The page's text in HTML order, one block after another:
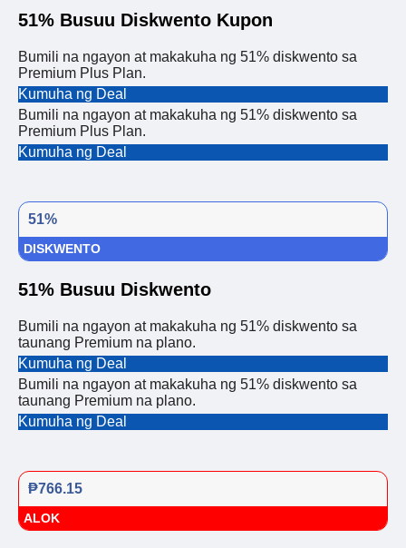
51% Busuu Diskwento Kupon
Bumili na ngayon at makakuha ng 51% diskwento sa
Premium Plus Plan.
Kumuha ng Deal
Bumili na ngayon at makakuha ng 51% diskwento sa
Premium Plus Plan.
Kumuha ng Deal
51%
DISKWENTO
51% Busuu Diskwento
Bumili na ngayon at makakuha ng 51% diskwento sa
taunang Premium na plano.
Kumuha ng Deal
Bumili na ngayon at makakuha ng 51% diskwento sa
taunang Premium na plano.
Kumuha ng Deal
₱766.15
ALOK